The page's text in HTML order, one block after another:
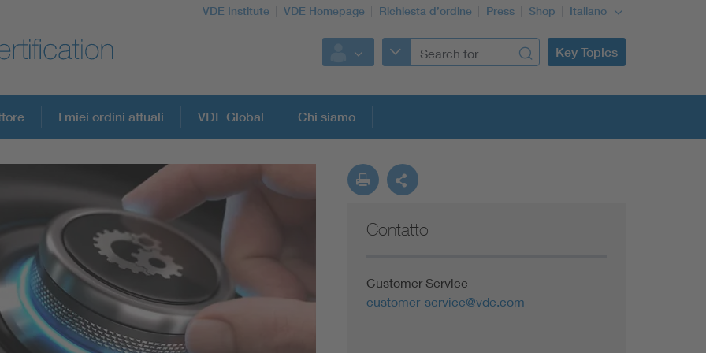
VDE Institute VDE Homepage Richiesta d’ordine Press Shop Italiano
Key Topics
I miei ordini attuali VDE Global Chi siamo
Contatto
Customer Service
customer-service@vde.com